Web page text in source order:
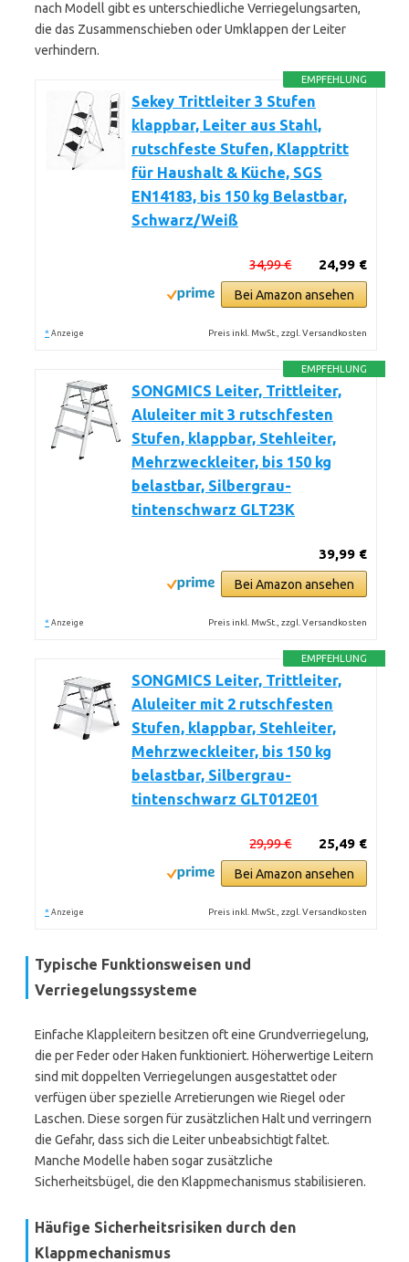
nach Modell gibt es unterschiedliche Verriegelungsarten,
die das Zusammenschieben oder Umklappen der Leiter
verhindern.
EMPFEHLUNG
Sekey Trittleiter 3 Stufen
klappbar, Leiter aus Stahl,
rutschfeste Stufen, Klapptritt
für Haushalt & Küche, SGS
EN14183, bis 150 kg Belastbar,
Schwarz/Weiß
24,99 €
34,99 €
Bei Amazon ansehen
* Anzeige Preis inkl. MwSt., zzgl. Versandkosten
EMPFEHLUNG
SONGMICS Leiter, Trittleiter,
Aluleiter mit 3 rutschfesten
Stufen, klappbar, Stehleiter,
Mehrzweckleiter, bis 150 kg
belastbar, Silbergrau-
tintenschwarz GLT23K
39,99 €
Bei Amazon ansehen
* Anzeige Preis inkl. MwSt., zzgl. Versandkosten
EMPFEHLUNG
SONGMICS Leiter, Trittleiter,
Aluleiter mit 2 rutschfesten
Stufen, klappbar, Stehleiter,
Mehrzweckleiter, bis 150 kg
belastbar, Silbergrau-
tintenschwarz GLT012E01
25,49 €
29,99 €
Bei Amazon ansehen
* Anzeige Preis inkl. MwSt., zzgl. Versandkosten
Typische Funktionsweisen und
Verriegelungssysteme
Einfache Klappleitern besitzen oft eine Grundverriegelung,
die per Feder oder Haken funktioniert. Höherwertige Leitern
sind mit doppelten Verriegelungen ausgestattet oder
verfügen über spezielle Arretierungen wie Riegel oder
Laschen. Diese sorgen für zusätzlichen Halt und verringern
die Gefahr, dass sich die Leiter unbeabsichtigt faltet.
Manche Modelle haben sogar zusätzliche
Sicherheitsbügel, die den Klappmechanismus stabilisieren.
Häufige Sicherheitsrisiken durch den
Klappmechanismus